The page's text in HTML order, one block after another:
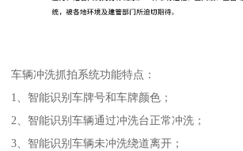
车辆冲洗抓拍系统功能特点：
1、智能识别车牌号和车牌颜色；
2、智能识别车辆通过冲洗台正常冲洗；
3、智能识别车辆未冲洗绕道离开；